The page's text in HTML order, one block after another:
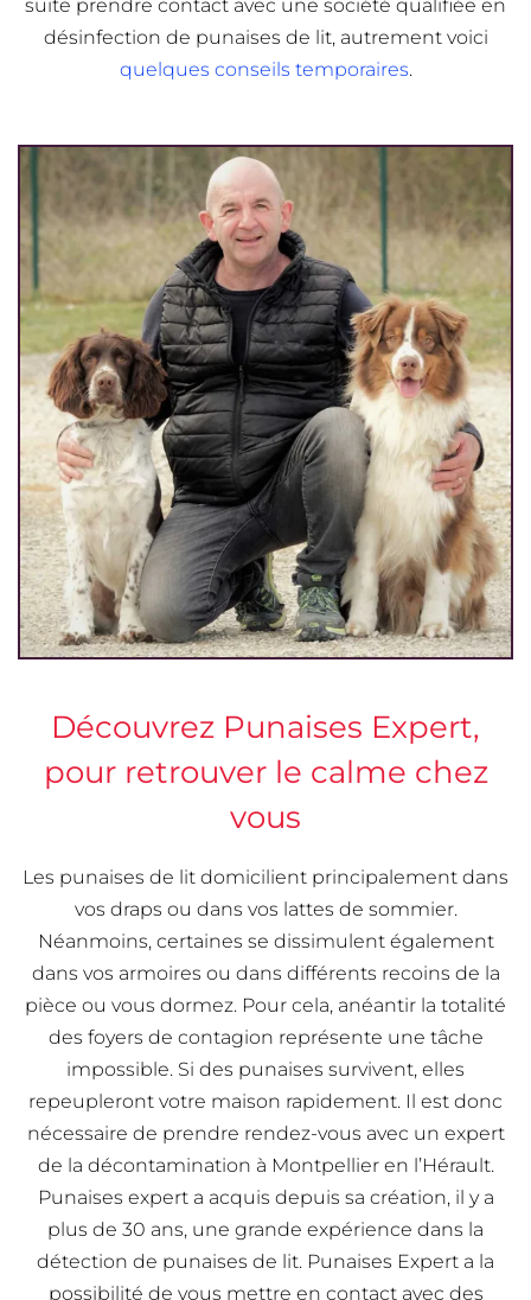
suite prendre contact avec une société qualifiée en
désinfection de punaises de lit, autrement voici
quelques conseils temporaires.
Découvrez Punaises Expert,
pour retrouver le calme chez
vous
Les punaises de lit domicilient principalement dans
vos draps ou dans vos lattes de sommier.
Néanmoins, certaines se dissimulent également
dans vos armoires ou dans différents recoins de la
pièce ou vous dormez. Pour cela, anéantir la totalité
des foyers de contagion représente une tâche
impossible. Si des punaises survivent, elles
repeupleront votre maison rapidement. Il est donc
nécessaire de prendre rendez-vous avec un expert
de la décontamination à Montpellier en l’Hérault.
Punaises expert a acquis depuis sa création, il y a
plus de 30 ans, une grande expérience dans la
détection de punaises de lit. Punaises Expert a la
possibilité de vous mettre en contact avec des